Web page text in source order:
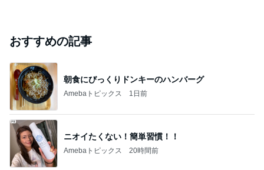
おすすめの記事
朝食にびっくりドンキーのハンバーグ
Amebaトピックス 1日前
ニオイたくない！簡単習慣！！
Amebaトピックス 20時間前